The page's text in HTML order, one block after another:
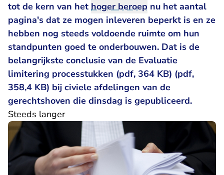
tot de kern van het hoger beroep nu het aantal
pagina's dat ze mogen inleveren beperkt is en ze
hebben nog steeds voldoende ruimte om hun
standpunten goed te onderbouwen. Dat is de
belangrijkste conclusie van de Evaluatie
limitering processtukken (pdf, 364 KB) (pdf,
358,4 KB) bij civiele afdelingen van de
gerechtshoven die dinsdag is gepubliceerd.
Steeds langer